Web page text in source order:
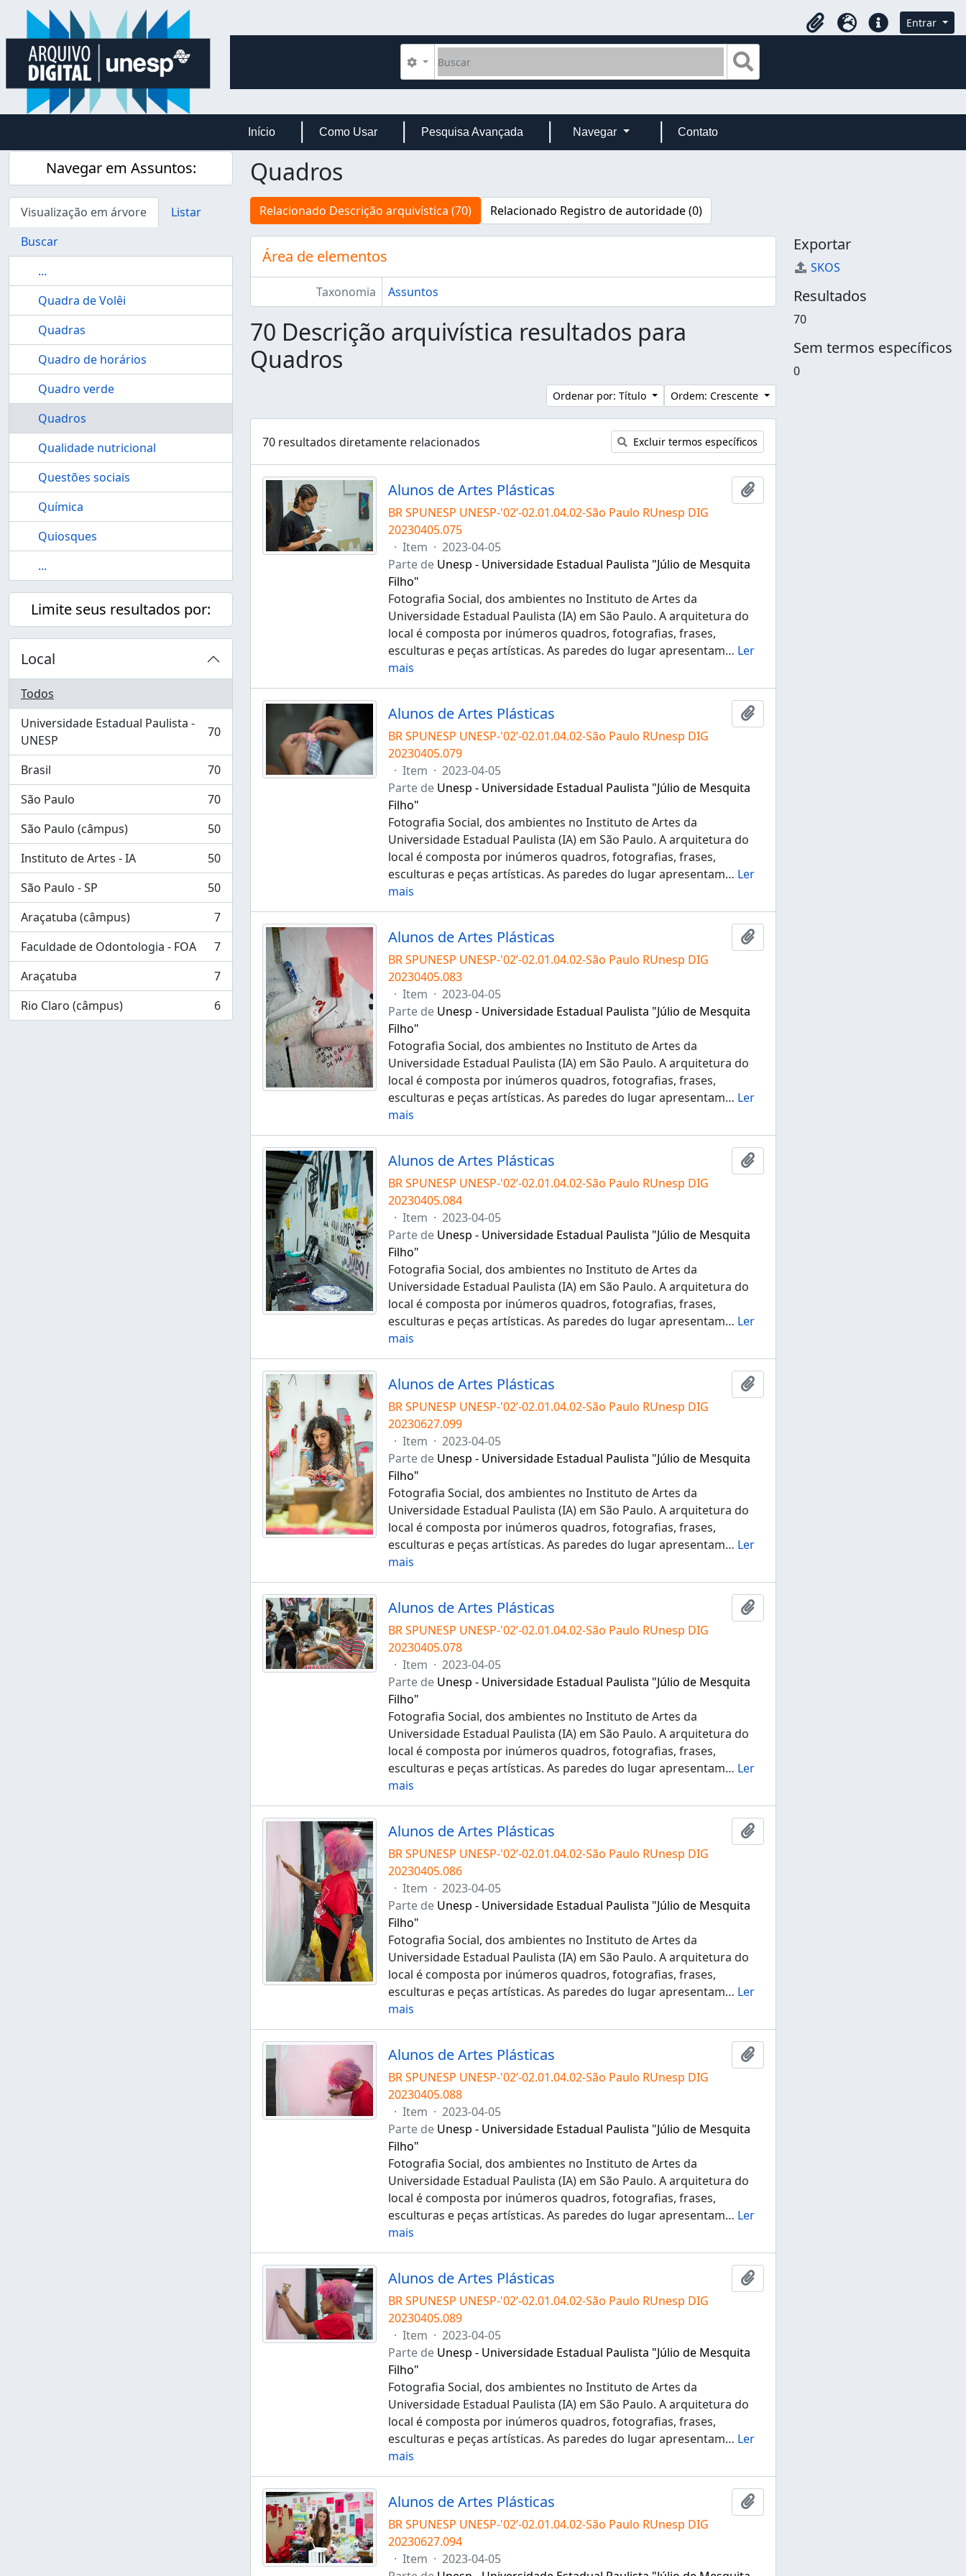
Skip to main content
Área de Transferência
IdiomaAtalhos Entrar
Buscar
Opções de busca
Início Como Usar Pesquisa Avançada Navegar Contato
Navegar em Assuntos:
Visualização em árvore
Listar
Buscar
...
Quadra de Volêi
Quadras
Quadro de horários
Quadro verde
Quadros
Qualidade nutricional
Questões sociais
Química
Quiosques
...
Limite seus resultados por:
Local
Todos
Universidade Estadual Paulista -
UNESP
, 70 resultados 70
Brasil
, 70 resultados
70
São Paulo
, 70 resultados
70
São Paulo (câmpus)
, 50 resultados
50
Instituto de Artes - IA
, 50 resultados
50
São Paulo - SP
, 50 resultados
50
Araçatuba (câmpus)
, 7 resultados
7
Faculdade de Odontologia - FOA
, 7 resultados
7
Araçatuba
, 7 resultados
7
Rio Claro (câmpus)
, 6 resultados 6
Quadros
Relacionado Descrição arquivística (70) Relacionado Registro de autoridade (0)
Área de elementos
Taxonomia Assuntos
70 Descrição arquivística resultados para
Quadros
Ordenar por: Título Ordem: Crescente
70 resultados diretamente relacionados Excluir termos específicos
Alunos de Artes Plásticas
Adicionar a área de transferência
BR SPUNESP UNESP-'02’-02.01.04.02-São Paulo RUnesp DIG
20230405.075
· Item · 2023-04-05
Parte de Unesp - Universidade Estadual Paulista "Júlio de Mesquita
Filho"
Fotografia Social, dos ambientes no Instituto de Artes da
Universidade Estadual Paulista (IA) em São Paulo. A arquitetura do
local é composta por inúmeros quadros, fotografias, frases,
esculturas e peças artísticas. As paredes do lugar apresentam… Ler
mais
Alunos de Artes Plásticas
Adicionar a área de transferência
BR SPUNESP UNESP-'02’-02.01.04.02-São Paulo RUnesp DIG
20230405.079
· Item · 2023-04-05
Parte de Unesp - Universidade Estadual Paulista "Júlio de Mesquita
Filho"
Fotografia Social, dos ambientes no Instituto de Artes da
Universidade Estadual Paulista (IA) em São Paulo. A arquitetura do
local é composta por inúmeros quadros, fotografias, frases,
esculturas e peças artísticas. As paredes do lugar apresentam… Ler
mais
Alunos de Artes Plásticas
Adicionar a área de transferência
BR SPUNESP UNESP-'02’-02.01.04.02-São Paulo RUnesp DIG
20230405.083
· Item · 2023-04-05
Parte de Unesp - Universidade Estadual Paulista "Júlio de Mesquita
Filho"
Fotografia Social, dos ambientes no Instituto de Artes da
Universidade Estadual Paulista (IA) em São Paulo. A arquitetura do
local é composta por inúmeros quadros, fotografias, frases,
esculturas e peças artísticas. As paredes do lugar apresentam… Ler
mais
Alunos de Artes Plásticas
Adicionar a área de transferência
BR SPUNESP UNESP-'02’-02.01.04.02-São Paulo RUnesp DIG
20230405.084
· Item · 2023-04-05
Parte de Unesp - Universidade Estadual Paulista "Júlio de Mesquita
Filho"
Fotografia Social, dos ambientes no Instituto de Artes da
Universidade Estadual Paulista (IA) em São Paulo. A arquitetura do
local é composta por inúmeros quadros, fotografias, frases,
esculturas e peças artísticas. As paredes do lugar apresentam… Ler
mais
Alunos de Artes Plásticas
Adicionar a área de transferência
BR SPUNESP UNESP-'02’-02.01.04.02-São Paulo RUnesp DIG
20230627.099
· Item · 2023-04-05
Parte de Unesp - Universidade Estadual Paulista "Júlio de Mesquita
Filho"
Fotografia Social, dos ambientes no Instituto de Artes da
Universidade Estadual Paulista (IA) em São Paulo. A arquitetura do
local é composta por inúmeros quadros, fotografias, frases,
esculturas e peças artísticas. As paredes do lugar apresentam… Ler
mais
Alunos de Artes Plásticas
Adicionar a área de transferência
BR SPUNESP UNESP-'02’-02.01.04.02-São Paulo RUnesp DIG
20230405.078
· Item · 2023-04-05
Parte de Unesp - Universidade Estadual Paulista "Júlio de Mesquita
Filho"
Fotografia Social, dos ambientes no Instituto de Artes da
Universidade Estadual Paulista (IA) em São Paulo. A arquitetura do
local é composta por inúmeros quadros, fotografias, frases,
esculturas e peças artísticas. As paredes do lugar apresentam… Ler
mais
Alunos de Artes Plásticas
Adicionar a área de transferência
BR SPUNESP UNESP-'02’-02.01.04.02-São Paulo RUnesp DIG
20230405.086
· Item · 2023-04-05
Parte de Unesp - Universidade Estadual Paulista "Júlio de Mesquita
Filho"
Fotografia Social, dos ambientes no Instituto de Artes da
Universidade Estadual Paulista (IA) em São Paulo. A arquitetura do
local é composta por inúmeros quadros, fotografias, frases,
esculturas e peças artísticas. As paredes do lugar apresentam… Ler
mais
Alunos de Artes Plásticas
Adicionar a área de transferência
BR SPUNESP UNESP-'02’-02.01.04.02-São Paulo RUnesp DIG
20230405.088
· Item · 2023-04-05
Parte de Unesp - Universidade Estadual Paulista "Júlio de Mesquita
Filho"
Fotografia Social, dos ambientes no Instituto de Artes da
Universidade Estadual Paulista (IA) em São Paulo. A arquitetura do
local é composta por inúmeros quadros, fotografias, frases,
esculturas e peças artísticas. As paredes do lugar apresentam… Ler
mais
Alunos de Artes Plásticas
Adicionar a área de transferência
BR SPUNESP UNESP-'02’-02.01.04.02-São Paulo RUnesp DIG
20230405.089
· Item · 2023-04-05
Parte de Unesp - Universidade Estadual Paulista "Júlio de Mesquita
Filho"
Fotografia Social, dos ambientes no Instituto de Artes da
Universidade Estadual Paulista (IA) em São Paulo. A arquitetura do
local é composta por inúmeros quadros, fotografias, frases,
esculturas e peças artísticas. As paredes do lugar apresentam… Ler
mais
Alunos de Artes Plásticas
Adicionar a área de transferência
BR SPUNESP UNESP-'02’-02.01.04.02-São Paulo RUnesp DIG
20230627.094
· Item · 2023-04-05
Exportar
SKOS
Resultados
70
Sem termos específicos
0